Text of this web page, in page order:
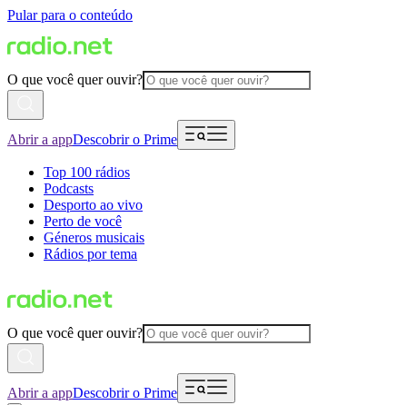
Pular para o conteúdo
O que você quer ouvir?
Abrir a appDescobrir o Prime
Top 100 rádios
Podcasts
Desporto ao vivo
Perto de você
Géneros musicais
Rádios por tema
O que você quer ouvir?
Abrir a appDescobrir o Prime